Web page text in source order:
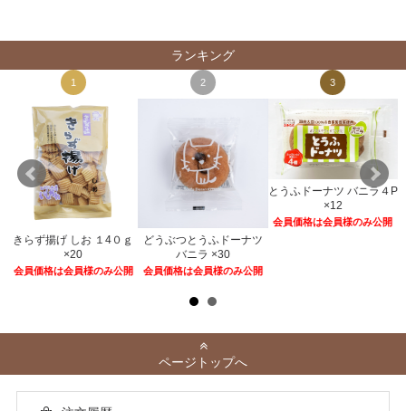
ランキング
1
きらず揚げ しお １4０ｇ
×20
会員価格は会員様のみ公開
2
どうぶつとうふドーナツ
バニラ ×30
会員価格は会員様のみ公開
3
とうふドーナツ バニラ４P
×12
会員価格は会員様のみ公開
ページトップへ